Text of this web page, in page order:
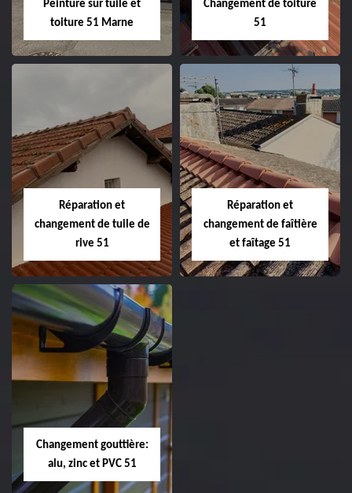
Peinture sur tuile et
toiture 51 Marne
Peinture sur tuile
et toiture 51
Marne
Changement de toiture
51
Changement de
toiture 51
Réparation et
changement de tuile de
rive 51
Réparation et
changement de
tuile de rive 51
Réparation et
changement de faîtière
et faîtage 51
Changement gouttière:
alu, zinc et PVC 51